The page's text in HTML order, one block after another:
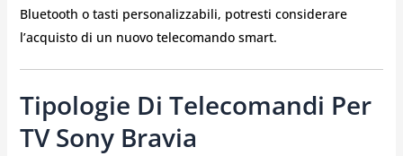
Bluetooth o tasti personalizzabili, potresti considerare
l’acquisto di un nuovo telecomando smart.
Tipologie Di Telecomandi Per
TV Sony Bravia